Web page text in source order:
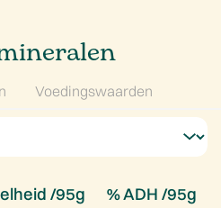
Voedingswaarden
/95g % ADH /95g